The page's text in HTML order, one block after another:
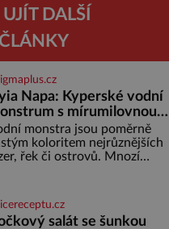
DALŠÍ
Napa: Kyperské vodní
s mírumilovnou
monstra jsou poměrně
koloritem nejrůznějších
řek či ostrovů. Mnozí
k němu pozornost
nakloněných turi
salát se šunkou